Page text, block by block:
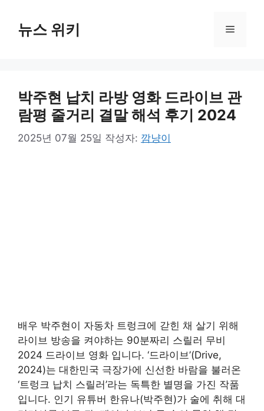
뉴스 위키 메
박주현 납치 라방 영화 드라이브 관
람평 줄거리 결말 해석 후기 2024
2025년 07월 25일 작성자: 깜냥이
배우 박주현이 자동차 트렁크에 갇힌 채 살기 위해
라이브 방송을 켜야하는 90분짜리 스릴러 무비
2024 드라이브 영화 입니다. ‘드라이브’(Drive,
2024)는 대한민국 극장가에 신선한 바람을 불러온
‘트렁크 납치 스릴러’라는 독특한 별명을 가진 작품
입니다. 인기 유튜버 한유나(박주현)가 술에 취해 대